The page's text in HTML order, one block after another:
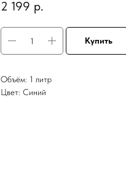
2 199 р.
Купить
Объём: 1 литр
Цвет: Синий